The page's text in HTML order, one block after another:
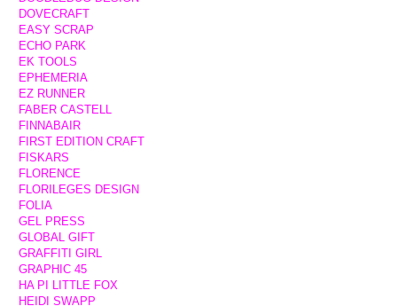
DOVECRAFT
EASY SCRAP
ECHO PARK
EK TOOLS
EPHEMERIA
EZ RUNNER
FABER CASTELL
FINNABAIR
FIRST EDITION CRAFT
FISKARS
FLORENCE
FLORILEGES DESIGN
FOLIA
GEL PRESS
GLOBAL GIFT
GRAFFITI GIRL
GRAPHIC 45
HA PI LITTLE FOX
HEIDI SWAPP